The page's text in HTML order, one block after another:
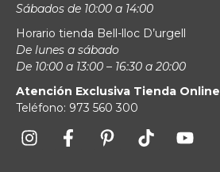
Sábados de 10:00 a 14:00
Horario tienda Bell-lloc D’urgell
De lunes a sábado
De 10:00 a 13:00 – 16:30 a 20:00
Atención Exclusiva Tienda Online
Teléfono: 973 560 300